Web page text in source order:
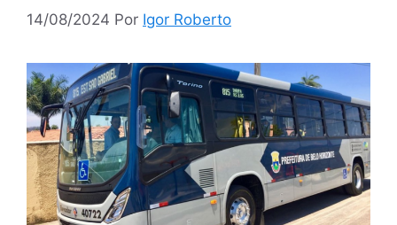
14/08/2024 Por Igor Roberto